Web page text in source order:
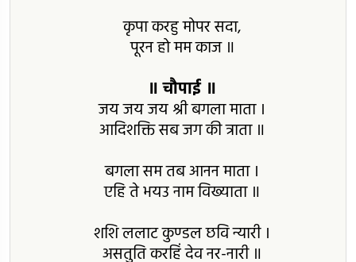
कृपा करहु मोपर सदा,
पूरन हो मम काज ॥
॥ चौपाई ॥
जय जय जय श्री बगला माता ।
आदिशक्ति सब जग की त्राता ॥
बगला सम तब आनन माता ।
एहि ते भयउ नाम विख्याता ॥
शशि ललाट कुण्डल छवि न्यारी ।
असतुति करहिं देव नर-नारी ॥